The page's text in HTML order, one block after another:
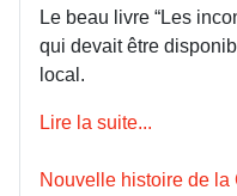
Le beau livre “Les
qui devait être
local.
Lire la suite...
Nouvelle histoire de la